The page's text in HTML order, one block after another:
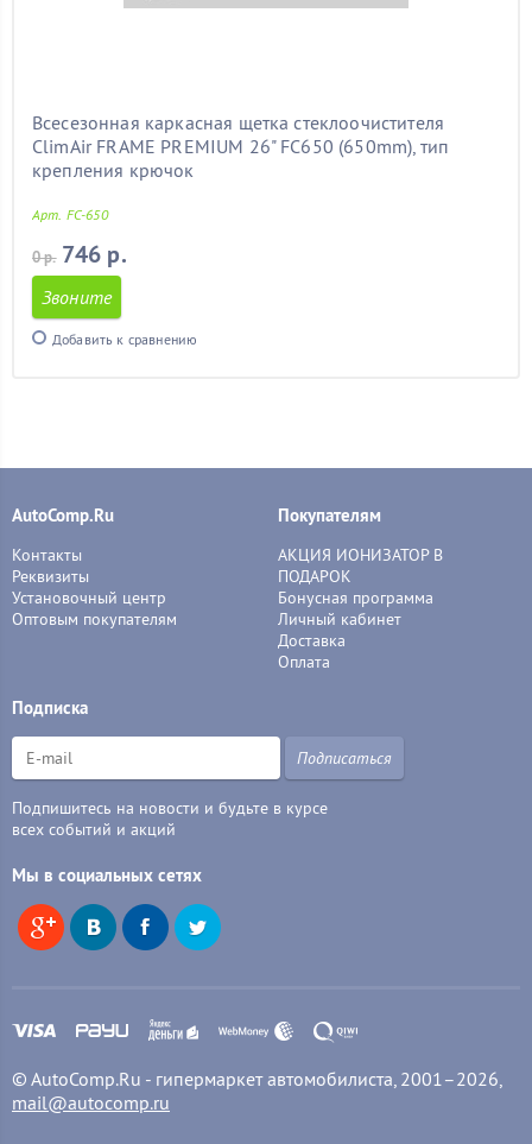
Всесезонная каркасная щетка стеклоочистителя
ClimAir FRAME PREMIUM 26" FC650 (650mm), тип
крепления крючок
Арт. FC-650
0 р. 746 р.
Звоните
Добавить к сравнению
AutoComp.Ru
Контакты
Реквизиты
Установочный центр
Оптовым покупателям
Покупателям
АКЦИЯ ИОНИЗАТОР В
ПОДАРОК
Бонусная программа
Личный кабинет
Доставка
Оплата
Подписка
Подписаться
Подпишитесь на новости и будьте в курсе
всех событий и акций
Мы в социальных сетях
© AutoComp.Ru - гипермаркет автомобилиста, 2001–2026,
mail@autocomp.ru